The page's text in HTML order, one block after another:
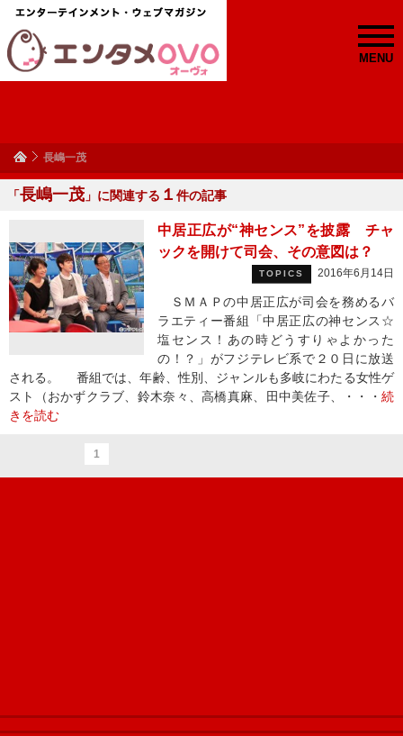
MENU
長嶋一茂
「長嶋一茂 」に関連する １ 件の記事
中居正広が“神センス”を披露 チャ
ックを開けて司会、その意図は？
TOPICS 2016年6月14日
ＳＭＡＰの中居正広が司会を務めるバ
ラエティー番組「中居正広の神センス☆
塩センス！あの時どうすりゃよかった
の！？」がフジテレビ系で２０日に放送
される。 番組では、年齢、性別、ジャンルも多岐にわたる女性ゲ
スト（おかずクラブ、鈴木奈々、高橋真麻、田中美佐子、・・・ 続
きを読む
1